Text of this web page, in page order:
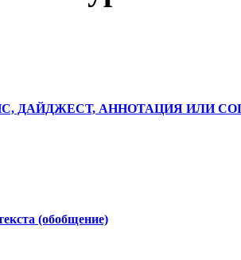
ДАЙДЖЕСТ, АННОТАЦИЯ ИЛИ
(обобщение)